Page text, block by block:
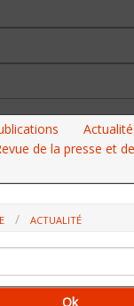
de la presse et
ACTUALITÉ